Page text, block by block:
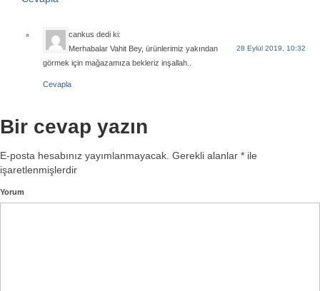
cankus dedi ki:
28 Eylül 2019, 10:32
Merhabalar Vahit Bey, ürünlerimiz yakından
görmek için mağazamıza bekleriz inşallah..
Cevapla
Bir cevap yazın
E-posta hesabınız yayımlanmayacak. Gerekli alanlar * ile
işaretlenmişlerdir
Yorum